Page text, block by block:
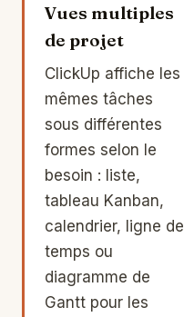
Vues multiples
de projet
ClickUp affiche les
mêmes tâches
sous différentes
formes selon le
besoin : liste,
tableau Kanban,
calendrier, ligne de
temps ou
diagramme de
Gantt pour les